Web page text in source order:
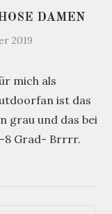
DAMEN
2019
mich als
ist das
grau und das bei
8 Grad- Brrrr.